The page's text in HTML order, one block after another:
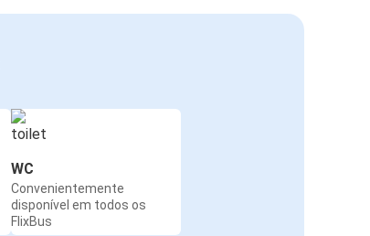
WC
Convenientemente
disponível em todos os
FlixBus